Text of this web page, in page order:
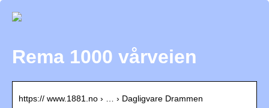
Rema 1000 vårveien
https:// www.1881.no › … › Dagligvare Drammen